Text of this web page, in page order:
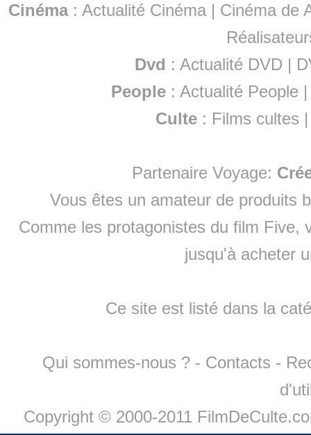
Cinéma: Actualité Cinéma | Cinéma de
Dvd : Actualité DVD |
People :Actualité People
Culte : Films cultes
Partenaire Voyage:
Vous êtes un amateur de produits
Comme les protagonistes du film Five,
jusqu'à acheter
Ce site est listé dans la
Qui sommes-nous ? - Contacts -
Copyright © 2000-2011